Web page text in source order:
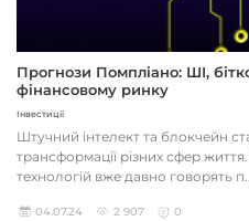
Прогнози Помпліано: ШІ,
фінансовому ринку
Інвестиції
Штучний інтелект та блокчейн
трансформації різних сфер
технологій вже давно говорять
04.07.24 2 907 0